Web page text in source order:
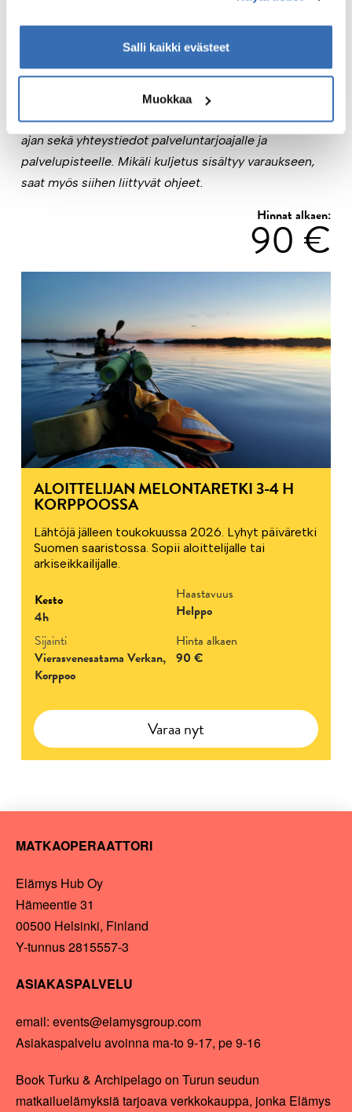
Salli kaikki evästeet
Muokkaa
maksunvälittäjänä toimii suomalainen Paytrail Oyj.
Palveluntarjoajalta saat välittömän vahvistuksen.
Varaukseen ei sisälly ylimääräisiä maksuja
Voucherista löydät ohjeet, kuten tapaamispaikan ja -
ajan sekä yhteystiedot palveluntarjoajalle ja
palvelupisteelle. Mikäli kuljetus sisältyy varaukseen,
saat myös siihen liittyvät ohjeet.
Hinnat alkaen:
90 €
ALOITTELIJAN MELONTARETKI 3-4 H
KORPPOOSSA
Lähtöjä jälleen toukokuussa 2026. Lyhyt päiväretki
Suomen saaristossa. Sopii aloittelijalle tai
arkiseikkailijalle.
Kesto
4h
Haastavuus
Helppo
Sijainti
Vierasvenesatama Verkan,
Korppoo
Hinta alkaen
90 €
Varaa nyt
MATKAOPERAATTORI
Elämys Hub Oy
Hämeentie 31
00500 Helsinki, Finland
Y-tunnus 2815557-3
ASIAKASPALVELU
email: events@elamysgroup.com
Asiakaspalvelu avoinna ma-to 9-17, pe 9-16
Book Turku & Archipelago on Turun seudun
matkailuelämyksiä tarjoava verkkokauppa, jonka Elämys